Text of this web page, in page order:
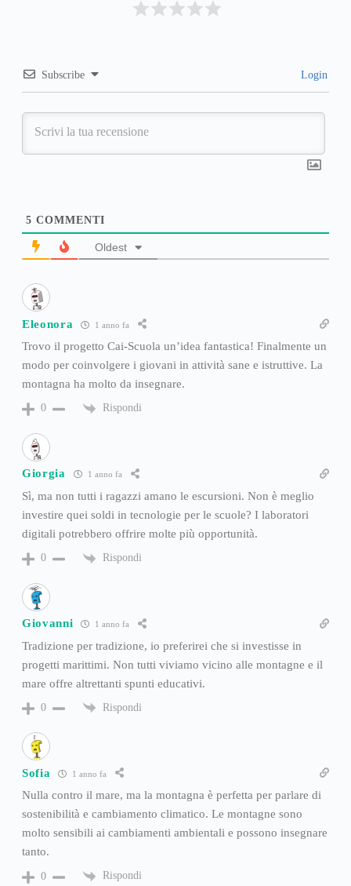
Subscribe Login
5 COMMENTI
Oldest
Eleonora 1 anno fa
Trovo il progetto Cai-Scuola un’idea fantastica! Finalmente un
modo per coinvolgere i giovani in attività sane e istruttive. La
montagna ha molto da insegnare.
0 Rispondi
Giorgia 1 anno fa
Sì, ma non tutti i ragazzi amano le escursioni. Non è meglio
investire quei soldi in tecnologie per le scuole? I laboratori
digitali potrebbero offrire molte più opportunità.
0 Rispondi
Giovanni 1 anno fa
Tradizione per tradizione, io preferirei che si investisse in
progetti marittimi. Non tutti viviamo vicino alle montagne e il
mare offre altrettanti spunti educativi.
0 Rispondi
Sofia 1 anno fa
Nulla contro il mare, ma la montagna è perfetta per parlare di
sostenibilità e cambiamento climatico. Le montagne sono
molto sensibili ai cambiamenti ambientali e possono insegnare
tanto.
0 Rispondi